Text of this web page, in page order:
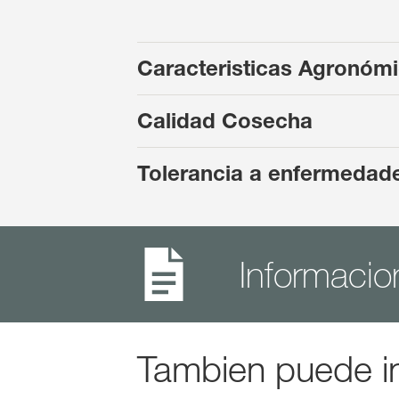
Caracteristicas
Calidad Cosecha
Tolerancia a
Tambien puede